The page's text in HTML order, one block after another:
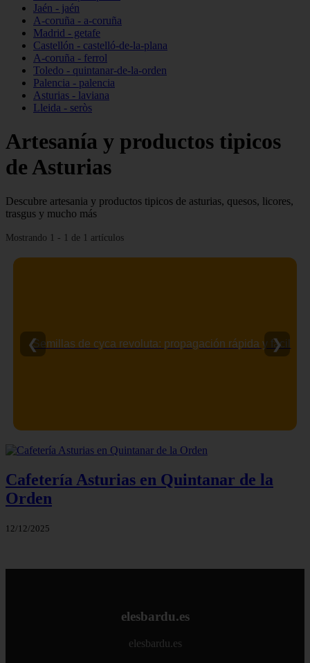
Jaén - jaén
A-coruña - a-coruña
Madrid - getafe
Castellón - castelló-de-la-plana
A-coruña - ferrol
Toledo - quintanar-de-la-orden
Palencia - palencia
Asturias - laviana
Lleida - seròs
Artesanía y productos tipicos
de Asturias
Descubre artesania y productos tipicos de asturias, quesos, licores,
trasgus y mucho más
Mostrando 1 - 1 de 1 artículos
Semillas de cyca revoluta: propagación rápida y fácil
❮ ❯
Cafetería Asturias en Quintanar de la
Orden
12/12/2025
elesbardu.es
elesbardu.es